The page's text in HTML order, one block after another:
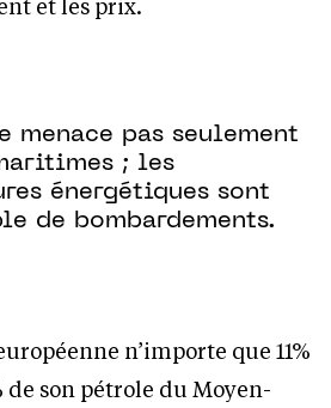
menace pas seulement
; les
énergétiques sont
de bombardements.
n’importe que 11%
de son pétrole du Moyen-